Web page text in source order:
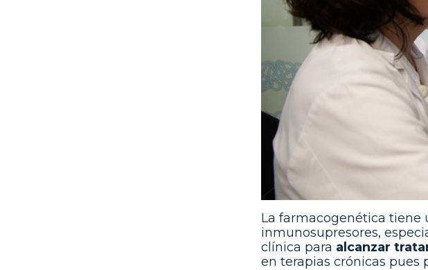
La farmacogenética tiene
inmunosupresores,
clínica para alcanzar
en terapias crónicas pues